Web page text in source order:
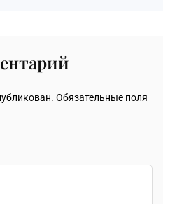
Обязательные поля